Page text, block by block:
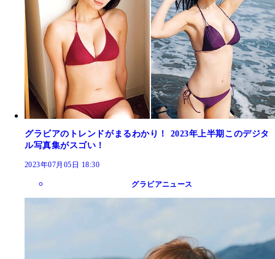
グラビアのトレンドがまるわかり！ 2023年上半期このデジタ
ル写真集がスゴい！
2023年07月05日 18:30
グラビアニュース